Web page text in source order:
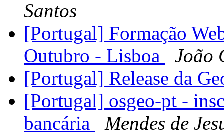
Santos
[Portugal] Formação
Outubro - Lisboa
João
[Portugal] Release da
[Portugal] osgeo-pt -
bancária
Mendes de